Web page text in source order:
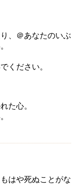
、＠あなたのいぶ
ください。
た心。
はや死ぬことがな